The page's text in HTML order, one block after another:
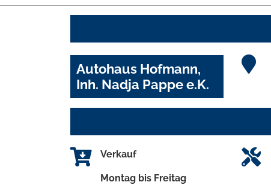
Autohaus Hofmann,
Inh. Nadja Pappe e.K.
Verkauf
Montag bis Freitag